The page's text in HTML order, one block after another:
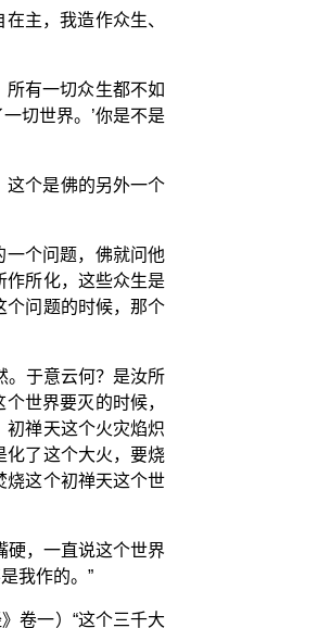
主，我造作众生、
有一切众生都不如
切世界。’你是不是
这个是佛的另外一个
一个问题，佛就问他
作所化，这些众生是
个问题的时候，那个
。于意云何？是汝所
世界要灭的时候，
禅天这个火灾焰炽
化了这个大火，要烧
烧这个初禅天这个世
硬，一直说这个世界
我作的。”
卷一）“这个三千大